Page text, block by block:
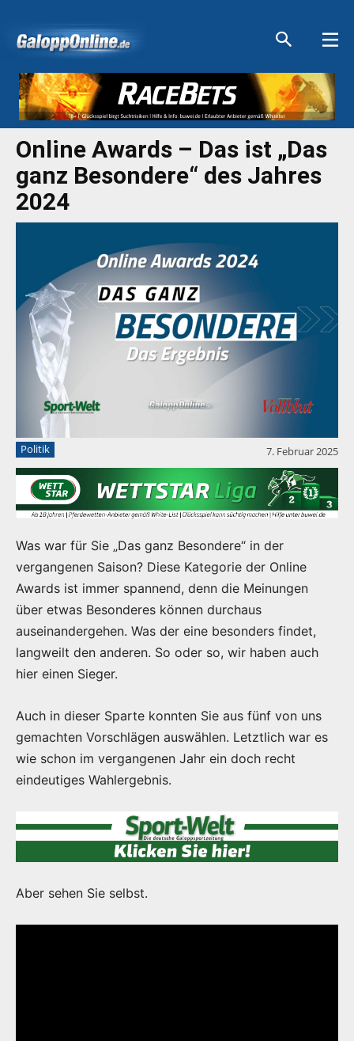
Online Awards – Das ist „Das
ganz Besondere“ des Jahres
2024
Politik 7. Februar 2025
Was war für Sie „Das ganz Besondere“ in der
vergangenen Saison? Diese Kategorie der Online
Awards ist immer spannend, denn die Meinungen
über etwas Besonderes können durchaus
auseinandergehen. Was der eine besonders findet,
langweilt den anderen. So oder so, wir haben auch
hier einen Sieger.
Auch in dieser Sparte konnten Sie aus fünf von uns
gemachten Vorschlägen auswählen. Letztlich war es
wie schon im vergangenen Jahr ein doch recht
eindeutiges Wahlergebnis.
Aber sehen Sie selbst.